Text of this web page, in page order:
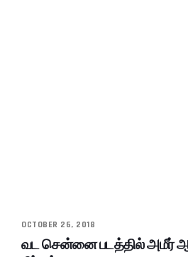
OCTOBER 26, 2018
வட சென்னை படத்தில் அமீர்